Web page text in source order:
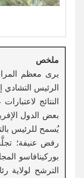
ملخص
يرى معظم
الرئيس
النتائج
بعض الدول
يُسمح للرئيس
رفض عنيفة؛
بوركينافاسو
الترشح لولاية